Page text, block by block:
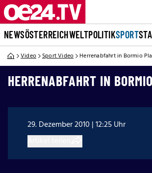
NEWSÖSTERREICHWELTPOLITIKSPORT
Video Sport Video Herrenabfahrt in Bormio
HERRENABFAHRT IN
29. Dezember 2010 | 12:25 Uhr